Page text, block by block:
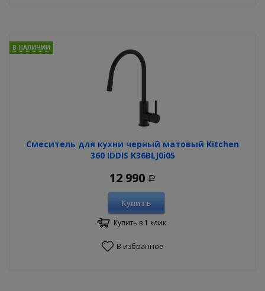
Смеситель для кухни черный матовый Kitchen
360 IDDIS K36BLJ0i05
В НАЛИЧИИ
12 990 Р
Купить
Купить в 1 клик
В избранное